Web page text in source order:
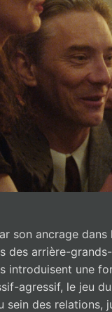
son ancrage
des arrière-
introduisent une
agressif, le jeu
sein des relations,